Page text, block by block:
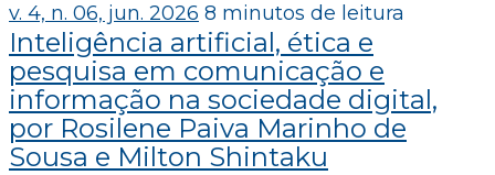
v. 4, n. 06, jun. 2026 8 minutos de leitura
Inteligência artificial, ética e
pesquisa em comunicação e
informação na sociedade digital,
por Rosilene Paiva Marinho de
Sousa e Milton Shintaku